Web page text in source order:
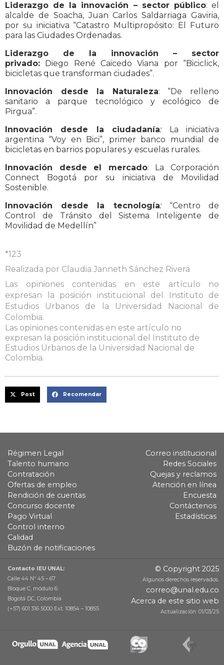
Liderazgo de la innovación – sector público: el
alcalde de Soacha, Juan Carlos Saldarriaga Gaviria,
por su iniciativa “Catastro Multipropósito: El Futuro
para las Ciudades Ordenadas.
Liderazgo de la innovación – sector
privado: Diego René Caicedo Viana por “Biciclick,
bicicletas que transforman ciudades”.
Innovación desde la Naturaleza: “De relleno
sanitario a parque tecnológico y ecológico de
Pirgua”.
Innovación desde la ciudadanía: La iniciativa
argentina “Voy en Bici”, primer banco mundial de
bicicletas en barrios populares y escuelas rurales.
Innovación desde el mercado: La Corporación
Connect Bogotá por su iniciativa de Movilidad
Sostenible.
Innovación desde la tecnología:“Centro de
Control de Tránsito del Sistema Inteligente de
Movilidad de Medellín”
*123
Realizada por Claudia Janneth Sánchez Rivera
Las opiniones contenidas en este artículo no
expresan la posición institucional del Instituto de
Estudios Urbanos de la Universidad Nacional de
Colombia.
Las opiniones contenidas en este artículo no
expresan la posición institucional del Instituto de
Estudios Urbanos de la Universidad Nacional de
Colombia.
Post Recomendar
Régimen Legal
Talento humano
Contratación
Ofertas de empleo
Rendición de cuentas
Concurso docente
Pago Virtual
Control interno
Calidad
Buzón de notificaciones
Correo institucional
Redes Sociales
Quejas y reclamos
Atención en línea
Encuesta
Contáctenos
Estadísticas
Contacto IEU UNAL:
Calle 44 Nº 45 – 67
Bloque C, módulo 6.
Bogotá DC, Colombia
(+57) 601 316 5000 Ext. 10854 – 10855
© Copyright 2025
Algunos derechos reservados.
correo@unal.edu.co
Acerca de este sitio web
Actualización: 01/03/25